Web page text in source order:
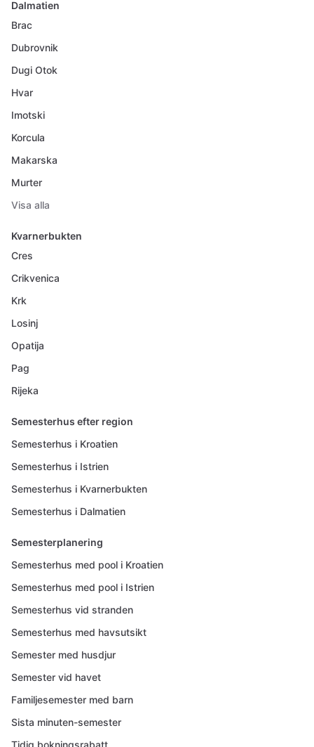
Dalmatien
Brac
Dubrovnik
Dugi Otok
Hvar
Imotski
Korcula
Makarska
Murter
Visa alla
Kvarnerbukten
Cres
Crikvenica
Krk
Losinj
Opatija
Pag
Rijeka
Semesterhus efter region
Semesterhus i Kroatien
Semesterhus i Istrien
Semesterhus i Kvarnerbukten
Semesterhus i Dalmatien
Semesterplanering
Semesterhus med pool i Kroatien
Semesterhus med pool i Istrien
Semesterhus vid stranden
Semesterhus med havsutsikt
Semester med husdjur
Semester vid havet
Familjesemester med barn
Sista minuten-semester
Tidig bokningsrabatt